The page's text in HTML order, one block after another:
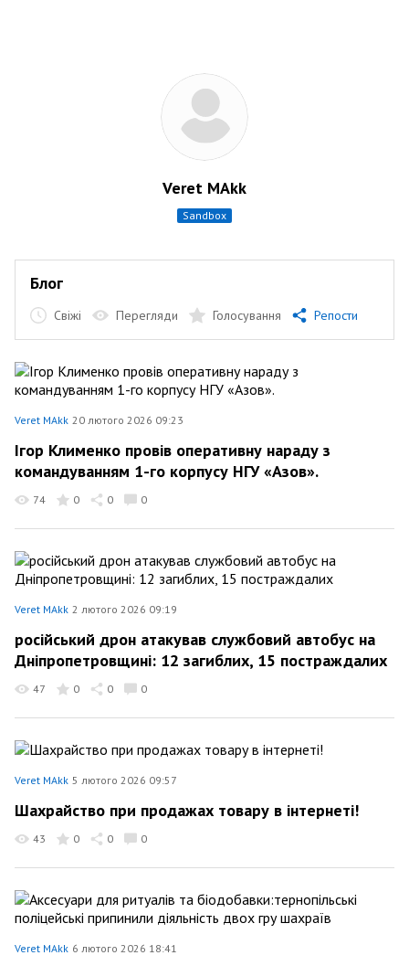
Veret MAkk
sandbox
Блог
Свіжі Перегляди Голосування Репости
Veret MAkk 20 лютого 2026 09:23
Ігор Клименко провів оперативну нараду з
командуванням 1-го корпусу НГУ «Азов».
74 0 0 0
Veret MAkk 2 лютого 2026 09:19
російський дрон атакував службовий автобус на
Дніпропетровщині: 12 загиблих, 15 постраждалих
47 0 0 0
Veret MAkk 5 лютого 2026 09:57
Шахрайство при продажах товару в інтернеті!
43 0 0 0
Veret MAkk 6 лютого 2026 18:41